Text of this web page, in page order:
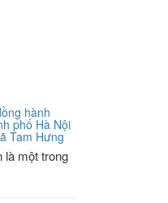
hành
phố Hà Nội
Tam Hưng
là một trong